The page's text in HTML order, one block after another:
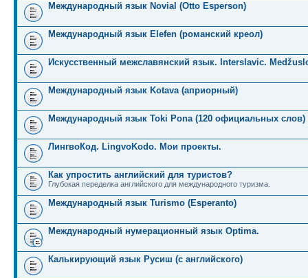
Международный язык Novial (Otto Esperson)
Международный язык Elefen (романский креол)
Искусственный межславянский язык. Interslavic.
Международный язык Kotava (априорный)
Международный язык Toki Pona (120 официальных слов)
ЛингвоКод. LingvoKodo. Мои проекты.
Как упростить английский для туристов?
Глубокая переделка английского для международного туризма.
Международный язык Turismo (Esperanto)
Международный нумерационный язык Optima.
Калькирующий язык Русиш (с английского)